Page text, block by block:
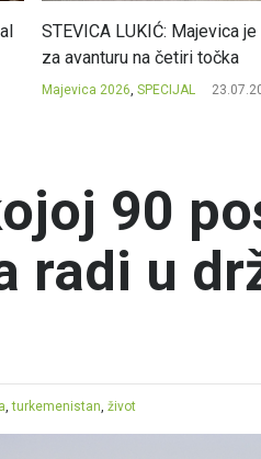
STEVICA LUKIĆ: Majevica
za avanturu na četiri točka
Majevica 2026, SPECIJAL
90
radi u
,turkemenistan,život